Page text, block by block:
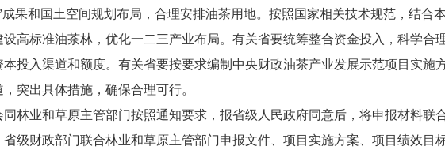
果和国土空间规划布局，合理安排油茶用地。按照国家相关技术规范，结合
高标准油茶林，优化一二三产业布局。有关省要统筹整合资金投入，科学合
投入渠道和额度。有关省要按要求编制中央财政油茶产业发展示范项目实施
突出具体措施，确保合理可行。
同林业和草原主管部门按照通知要求，报省级人民政府同意后，将申报材料联
级财政部门联合林业和草原主管部门申报文件、项目实施方案、项目绩效目